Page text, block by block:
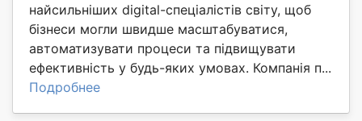
найсильніших digital-спеціалістів світу, щоб
бізнеси могли швидше масштабуватися,
автоматизувати процеси та підвищувати
ефективність у будь-яких умовах. Компанія п...
Подробнее